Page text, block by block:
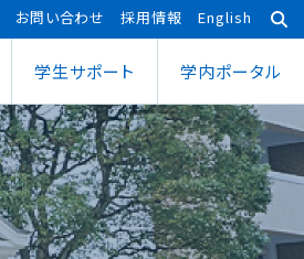
お問い合わせ 採用情報 English
大学院
応用理工学専攻
社会システム学専攻
学⽣サポート 学内ポータル